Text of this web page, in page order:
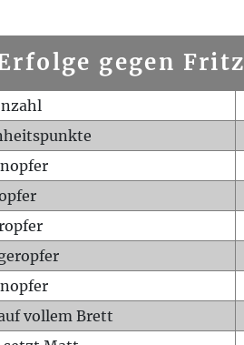
gegen Fritz
vollem Brett